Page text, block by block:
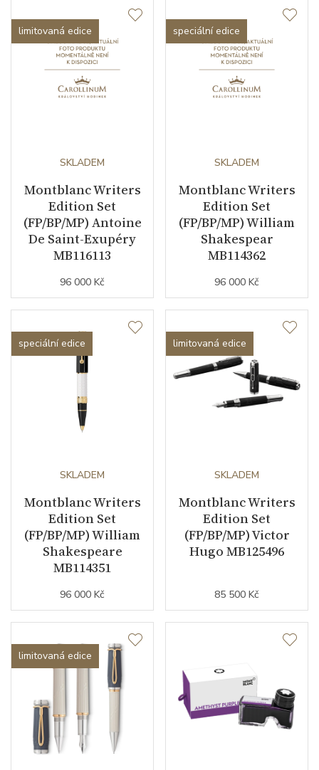
limitovaná edice
SKLADEM
Montblanc Writers
Edition Set
(FP/BP/MP) Antoine
De Saint-Exupéry
MB116113
96 000 Kč
speciální edice
SKLADEM
Montblanc Writers
Edition Set
(FP/BP/MP) William
Shakespear
MB114362
96 000 Kč
speciální edice
SKLADEM
Montblanc Writers
Edition Set
(FP/BP/MP) William
Shakespeare
MB114351
96 000 Kč
limitovaná edice
SKLADEM
Montblanc Writers
Edition Set
(FP/BP/MP) Victor
Hugo MB125496
85 500 Kč
limitovaná edice